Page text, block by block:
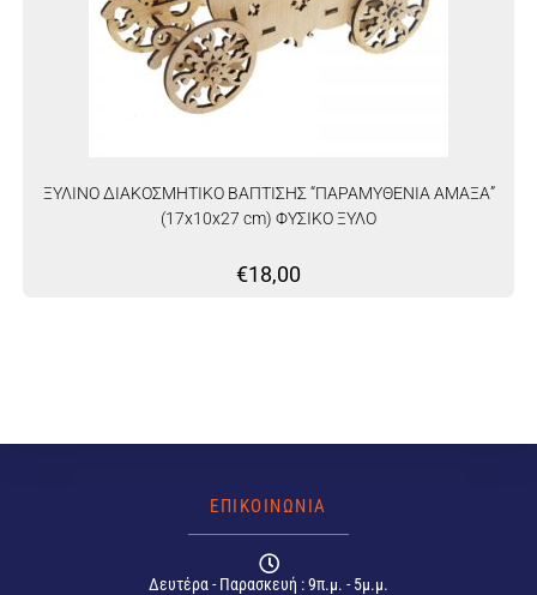
ΞΥΛΙΝΟ ΔΙΑΚΟΣΜΗΤΙΚΟ ΒΑΠΤΙΣΗΣ “ΠΑΡΑΜΥΘΕΝΙΑ ΑΜΑΞΑ”
(17x10x27 cm) ΦΥΣΙΚΟ ΞΥΛΟ
€18,00
ΕΠΙΚΟΙΝΩΝΙΑ
Δευτέρα - Παρασκευή : 9π.μ. - 5μ.μ.